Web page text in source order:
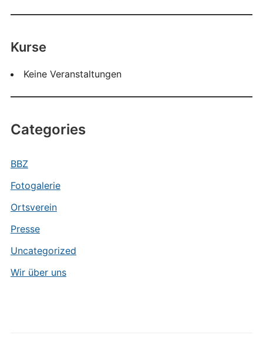
Kurse
Keine Veranstaltungen
Categories
BBZ
Fotogalerie
Ortsverein
Presse
Uncategorized
Wir über uns